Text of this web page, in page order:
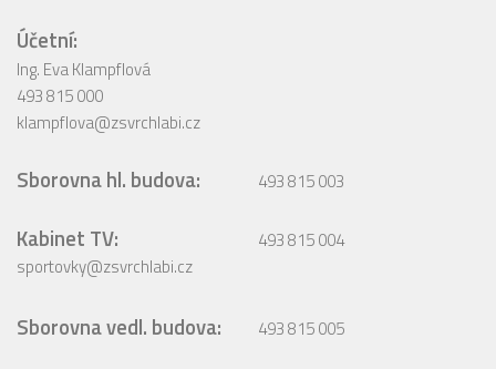
Účetní:
Ing. Eva Klampflová
493 815 000
klampflova@zsvrchlabi.cz
Sborovna hl. budova: 493 815 003
Kabinet TV:
sportovky@zsvrchlabi.cz
493 815 004
Sborovna vedl. budova: 493 815 005